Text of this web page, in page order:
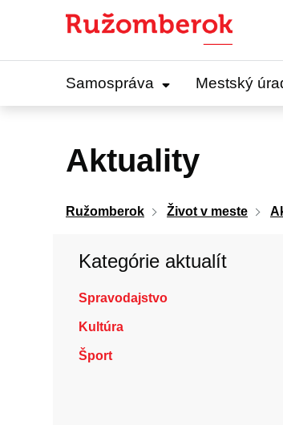
Samospráva Mestský
Aktuality
Ružomberok Život v meste
Kategórie aktualít
Spravodajstvo
Kultúra
Šport